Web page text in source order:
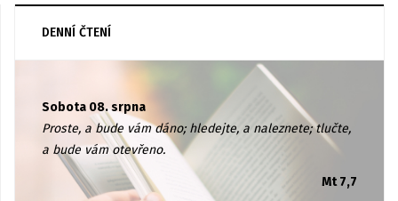
DENNÍ ČTENÍ
Sobota 08. srpna
Proste, a bude vám dáno; hledejte, a naleznete; tlučte,
a bude vám otevřeno.
Mt 7,7